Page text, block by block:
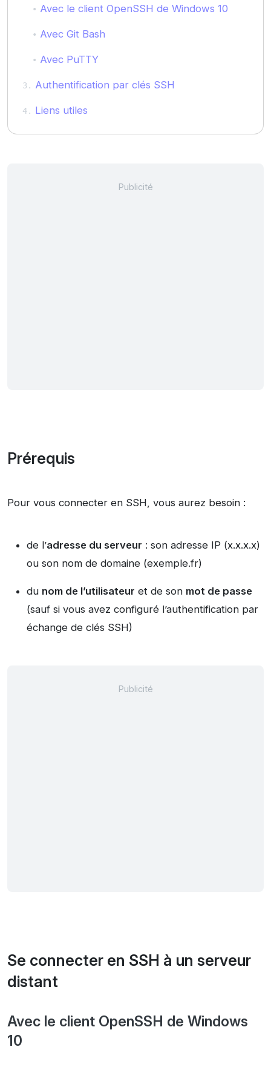
Avec le client OpenSSH de Windows 10
Avec Git Bash
Avec PuTTY
Authentification par clés SSH
Liens utiles
Prérequis
Pour vous connecter en SSH, vous aurez besoin :
de l’adresse du serveur : son adresse IP (x.x.x.x)
ou son nom de domaine (exemple.fr)
du nom de l’utilisateur et de son mot de passe
(sauf si vous avez configuré l’authentification par
échange de clés SSH)
Se connecter en SSH à un serveur
distant
Avec le client OpenSSH de Windows
10